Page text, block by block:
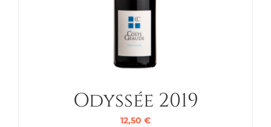
Odyssée 2019
12,50 €